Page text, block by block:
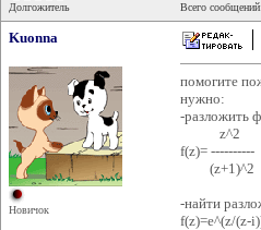
Долгожитель Всего сообщений:
Kuonna
Новичок
помогите
нужно:
-разложить
z^2
f(z)= ----------
(z+1)^2
-найти
f(z)=e^(z/(z-